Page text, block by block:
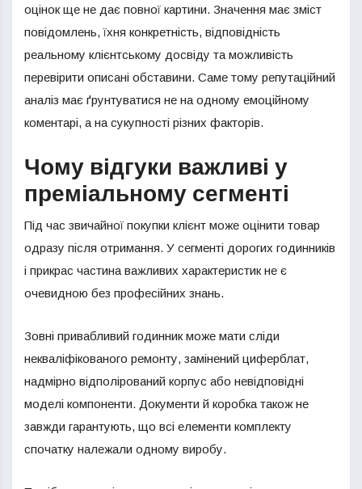
оцінок ще не дає повної картини. Значення має зміст
повідомлень, їхня конкретність, відповідність
реальному клієнтському досвіду та можливість
перевірити описані обставини. Саме тому репутаційний
аналіз має ґрунтуватися не на одному емоційному
коментарі, а на сукупності різних факторів.
Чому відгуки важливі у
преміальному сегменті
Під час звичайної покупки клієнт може оцінити товар
одразу після отримання. У сегменті дорогих годинників
і прикрас частина важливих характеристик не є
очевидною без професійних знань.
Зовні привабливий годинник може мати сліди
некваліфікованого ремонту, замінений циферблат,
надмірно відполірований корпус або невідповідні
моделі компоненти. Документи й коробка також не
завжди гарантують, що всі елементи комплекту
спочатку належали одному виробу.